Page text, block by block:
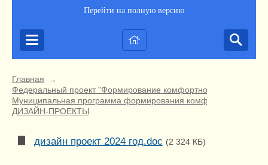
Перейти на полную версию
Главная →
Федеральный проект "Формирование комфортной городской
Муниципальная программа формирования комфортной
ДИЗАЙН-ПРОЕКТЫ
дизайн проект 2024 год.doc (2 324 КБ)